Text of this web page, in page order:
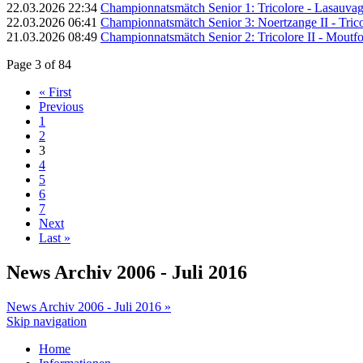
22.03.2026 22:34 Championnatsmätch Senior 1: Tricolore -
22.03.2026 06:41 Championnatsmätch Senior 3: Noertzange II -
21.03.2026 08:49 Championnatsmätch Senior 2: Tricolore II -
Page 3 of 84
« First
Previous
1
2
3
4
5
6
7
Next
Last »
News Archiv 2006 - Juli 2016
News Archiv 2006 - Juli 2016 »
Skip navigation
Home